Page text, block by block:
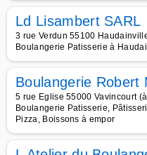
Ld Lisambert SARL
3 rue Verdun 55100
Boulangerie Patisserie à
Boulangerie Robert
5 rue Eglise 55000 Vavincourt
Boulangerie Patisserie,
Pizza, Boissons à empor